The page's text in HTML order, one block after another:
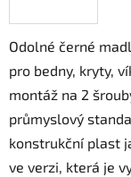
Odolné černé
pro bedny, kryty,
montáž na 2
průmyslový
konstrukční plast
ve verzi, která je